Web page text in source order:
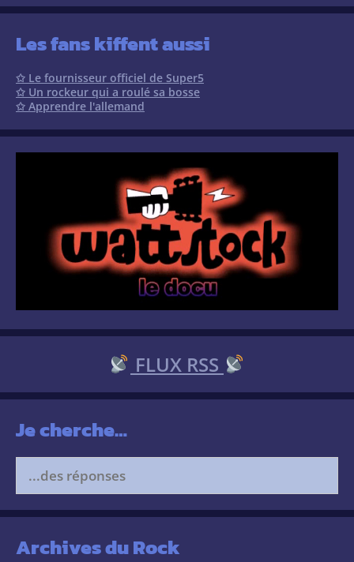
Les fans kiffent aussi
✩ Le fournisseur officiel de Super5
✩ Un rockeur qui a roulé sa bosse
✩ Apprendre l'allemand
FLUX RSS
Je cherche…
Search
for:
Archives du Rock